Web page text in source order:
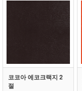
코코아 에코크랙지 2
절